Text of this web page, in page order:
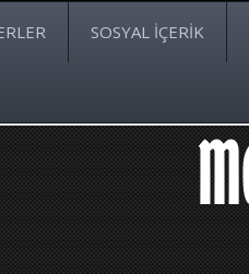
SOSYAL İÇERİK